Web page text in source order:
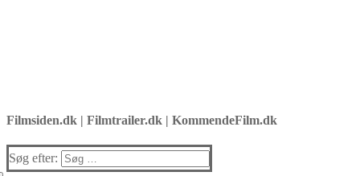
Filmsiden.dk | Filmtrailer.dk | KommendeFilm.dk
Søg efter: